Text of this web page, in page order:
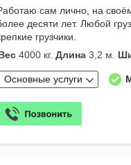
сам лично, на
десяти лет. Любой
грузчики.
4000 кг. Длина 3,2 м.
Основные услуги